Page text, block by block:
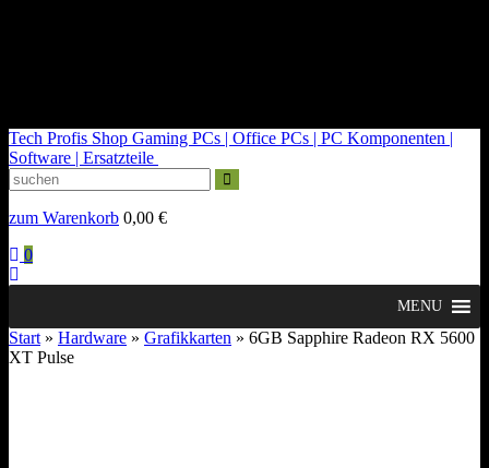
Tech Profis Shop Gaming PCs | Office PCs | PC Komponenten |
Software | Ersatzteile
zum Warenkorb 0,00 €
0
MENU
Start » Hardware » Grafikkarten » 6GB Sapphire Radeon RX 5600
XT Pulse